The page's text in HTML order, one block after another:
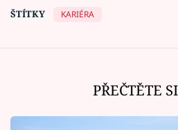
ŠTÍTKY
KARIÉRA
PŘEČTĚTE